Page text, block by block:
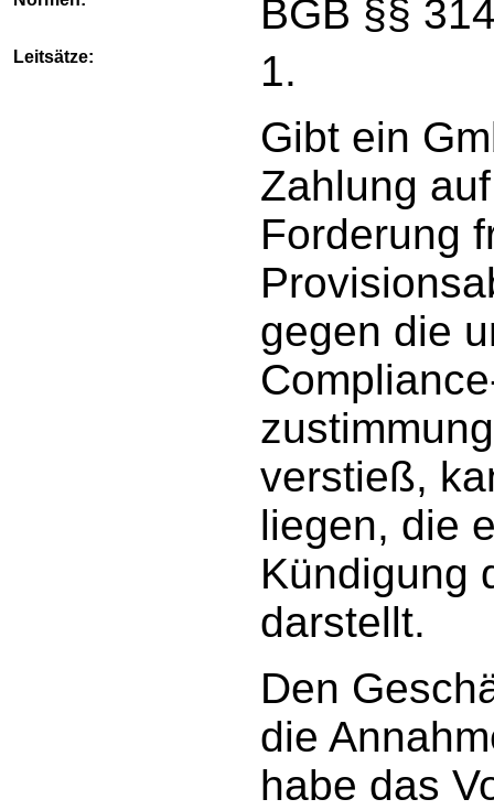
BGB §§
Leitsätze:
1.
Gibt ein
Zahlung
Forderung
gegen die
verstieß,
liegen, die
Kündigung
darstellt.
Den
die
habe das